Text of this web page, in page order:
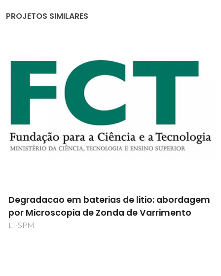
PROJETOS SIMILARES
Cellulose: Surface Properties, Interaction
Binding Domains and Enzymatic
POCTI/QUI/44368/2002